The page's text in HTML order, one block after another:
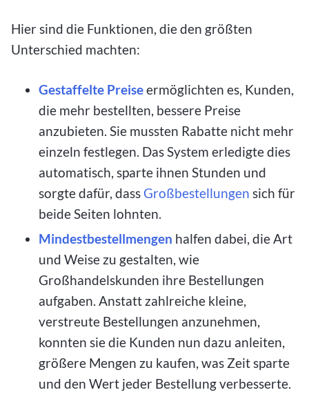
Hier sind die Funktionen, die den größten
Unterschied machten:
Gestaffelte Preiseermöglichten es, Kunden,
die mehr bestellten, bessere Preise
anzubieten. Sie mussten Rabatte nicht mehr
einzeln festlegen. Das System erledigte dies
automatisch, sparte ihnen Stunden und
sorgte dafür, dass Großbestellungen sich für
beide Seiten lohnten.
Mindestbestellmengen halfen dabei, die Art
und Weise zu gestalten, wie
Großhandelskunden ihre Bestellungen
aufgaben. Anstatt zahlreiche kleine,
verstreute Bestellungen anzunehmen,
konnten sie die Kunden nun dazu anleiten,
größere Mengen zu kaufen, was Zeit sparte
und den Wert jeder Bestellung verbesserte.